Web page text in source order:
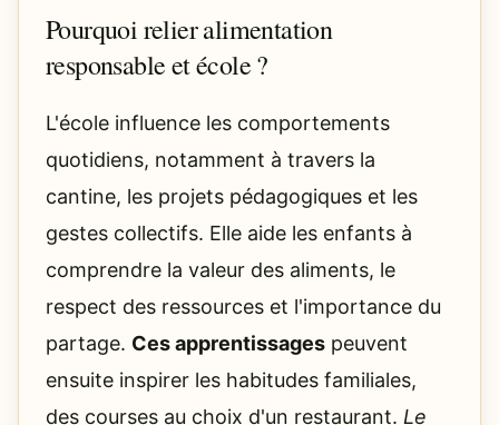
Pourquoi relier alimentation
responsable et école ?
L'école influence les comportements
quotidiens, notamment à travers la
cantine, les projets pédagogiques et les
gestes collectifs. Elle aide les enfants à
comprendre la valeur des aliments, le
respect des ressources et l'importance du
partage. Ces apprentissages peuvent
ensuite inspirer les habitudes familiales,
des courses au choix d'un restaurant. Le